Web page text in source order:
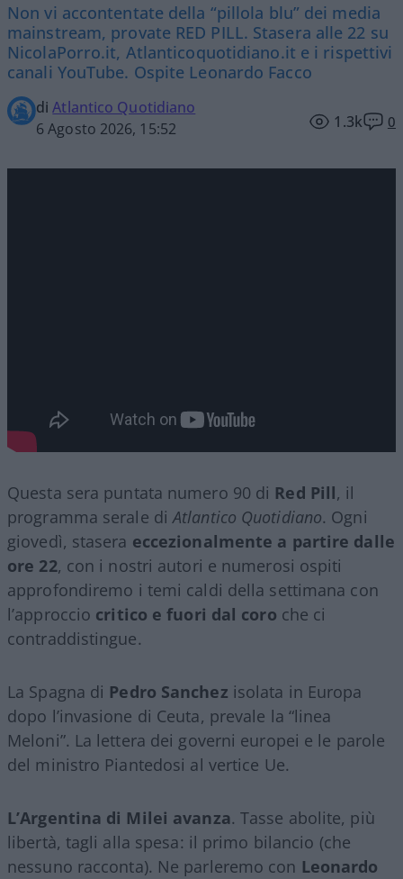
Non vi accontentate della “pillola blu” dei media
mainstream, provate RED PILL. Stasera alle 22 su
NicolaPorro.it, Atlanticoquotidiano.it e i rispettivi
canali YouTube. Ospite Leonardo Facco
diAtlantico Quotidiano
6 Agosto 2026, 15:52
1.3k 0
Questa sera puntata numero 90 di Red Pill, il
programma serale diAtlantico Quotidiano. Ogni
giovedì, stasera eccezionalmente a partire dalle
ore 22, con i nostri autori e numerosi ospiti
approfondiremo i temi caldi della settimana con
l’approccio critico e fuori dal coro che ci
contraddistingue.
La Spagna di Pedro Sanchez isolata in Europa
dopo l’invasione di Ceuta, prevale la “linea
Meloni”. La lettera dei governi europei e le parole
del ministro Piantedosi al vertice Ue.
L’Argentina di Milei avanza. Tasse abolite, più
libertà, tagli alla spesa: il primo bilancio (che
nessuno racconta). Ne parleremo con Leonardo